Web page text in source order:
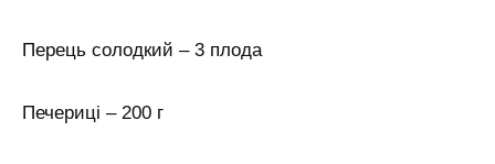
Перець солодкий – 3 плода
Печериці – 200 г